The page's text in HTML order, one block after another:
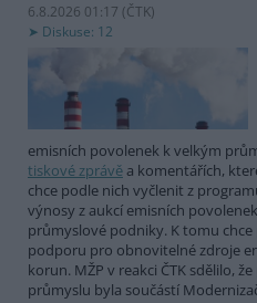
6.8.2026 01:17 (ČTK)
Diskuse: 12
emisních povolenek k velkým
tiskové zprávě a komentářích,
chce podle nich vyčlenit z
výnosy z aukcí emisních
průmyslové podniky. K tomu
podporu pro obnovitelné zdroje
korun. MŽP v reakci ČTK sdělilo,
průmyslu byla součástí